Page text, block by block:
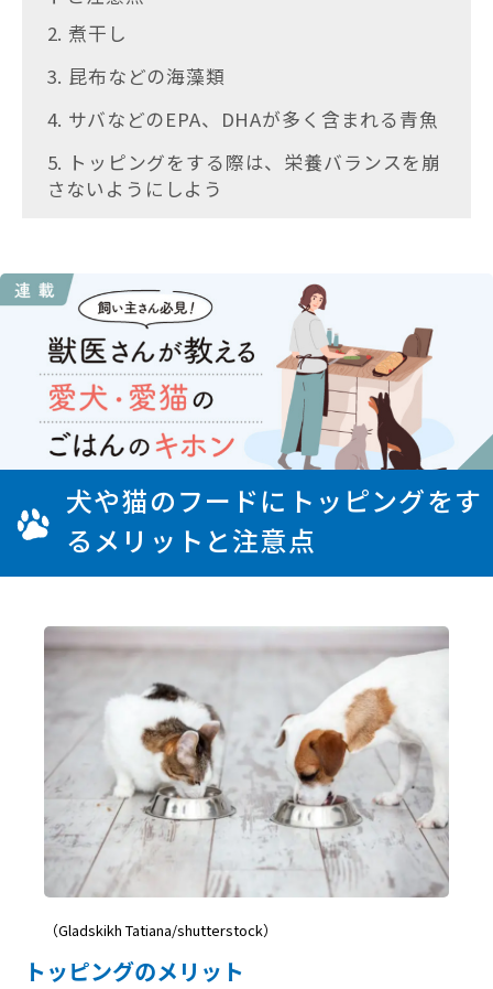
2. 煮干し
3. 昆布などの海藻類
4. サバなどのEPA、DHAが多く含まれる青魚
5. トッピングをする際は、栄養バランスを崩
さないようにしよう
犬や猫のフードにトッピングをす
るメリットと注意点
（Gladskikh Tatiana/shutterstock）
トッピングのメリット